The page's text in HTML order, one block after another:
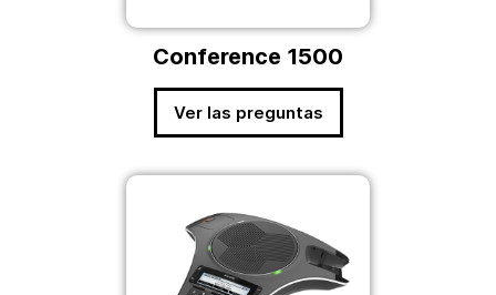
Conference 1500
Ver las preguntas